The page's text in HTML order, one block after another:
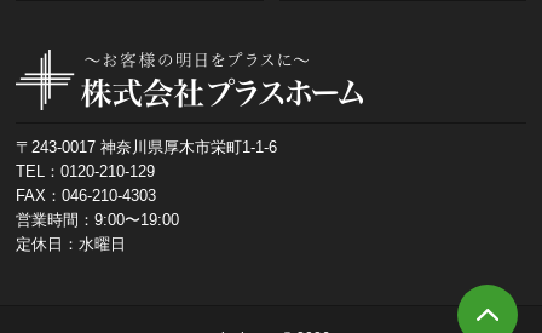
〒243-0017 神奈川県厚木市栄町1-1-6
TEL： 0120-210-129
FAX：046-210-4303
営業時間：9:00〜19:00
定休日：水曜日